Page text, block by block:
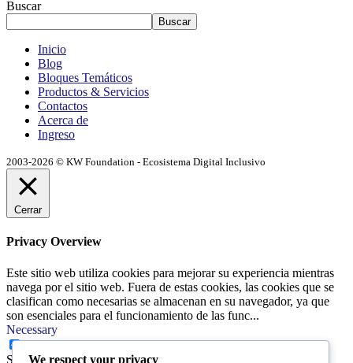
Buscar
Buscar
Inicio
Blog
Bloques Temáticos
Productos & Servicios
Contactos
Acerca de
Ingreso
2003-2026 © KW Foundation - Ecosistema Digital Inclusivo
Cerrar
Privacy Overview
Este sitio web utiliza cookies para mejorar su experiencia mientras
navega por el sitio web. Fuera de estas cookies, las cookies que se
clasifican como necesarias se almacenan en su navegador, ya que
son esenciales para el funcionamiento de las func...
Necessary
Necessary
Siempre activado
We respect your privacy